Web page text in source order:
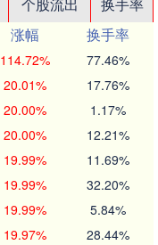
涨幅
换手率
114.72% 77.46%
20.01% 17.76%
20.00% 1.17%
20.00% 12.21%
19.99% 11.69%
19.99% 32.20%
19.99% 5.84%
19.97% 28.44%